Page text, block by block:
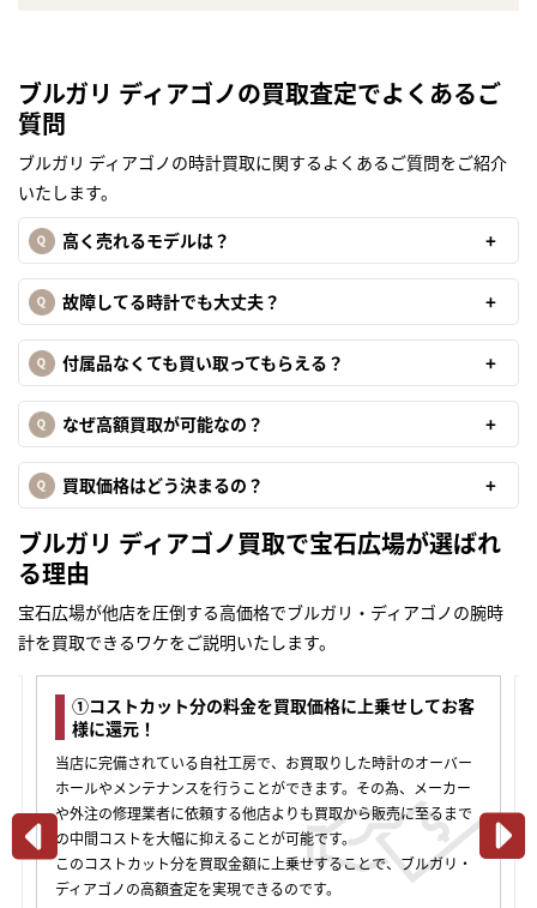
ブルガリ ディアゴノの買取査定でよくあるご
質問
ブルガリ ディアゴノの時計買取に関するよくあるご質問をご紹介
いたします。
高く売れるモデルは？
故障してる時計でも大丈夫？
付属品なくても買い取ってもらえる？
なぜ高額買取が可能なの？
買取価格はどう決まるの？
ブルガリ ディアゴノ買取で宝石広場が選ばれ
る理由
宝石広場が他店を圧倒する高価格でブルガリ・ディアゴノの腕時
計を買取できるワケをご説明いたします。
トカット分の料金を買取価格に上乗せしてお客
備されている自社工房で、お買取りした時計のオーバー
メンテナンスを行うことができます。その為、メーカー
修理業者に依頼する他店よりも買取から販売に至るまで
ストを大幅に抑えることが可能です。
トカット分を買取金額に上乗せすることで、ブルガリ・
ノの高額査定を実現できるのです。
②東京渋谷
す。
当店にはGIA（
20年以上の豊富
定番モデルは
ジ・アンティー
まずは
かんたん30秒でお試し査定